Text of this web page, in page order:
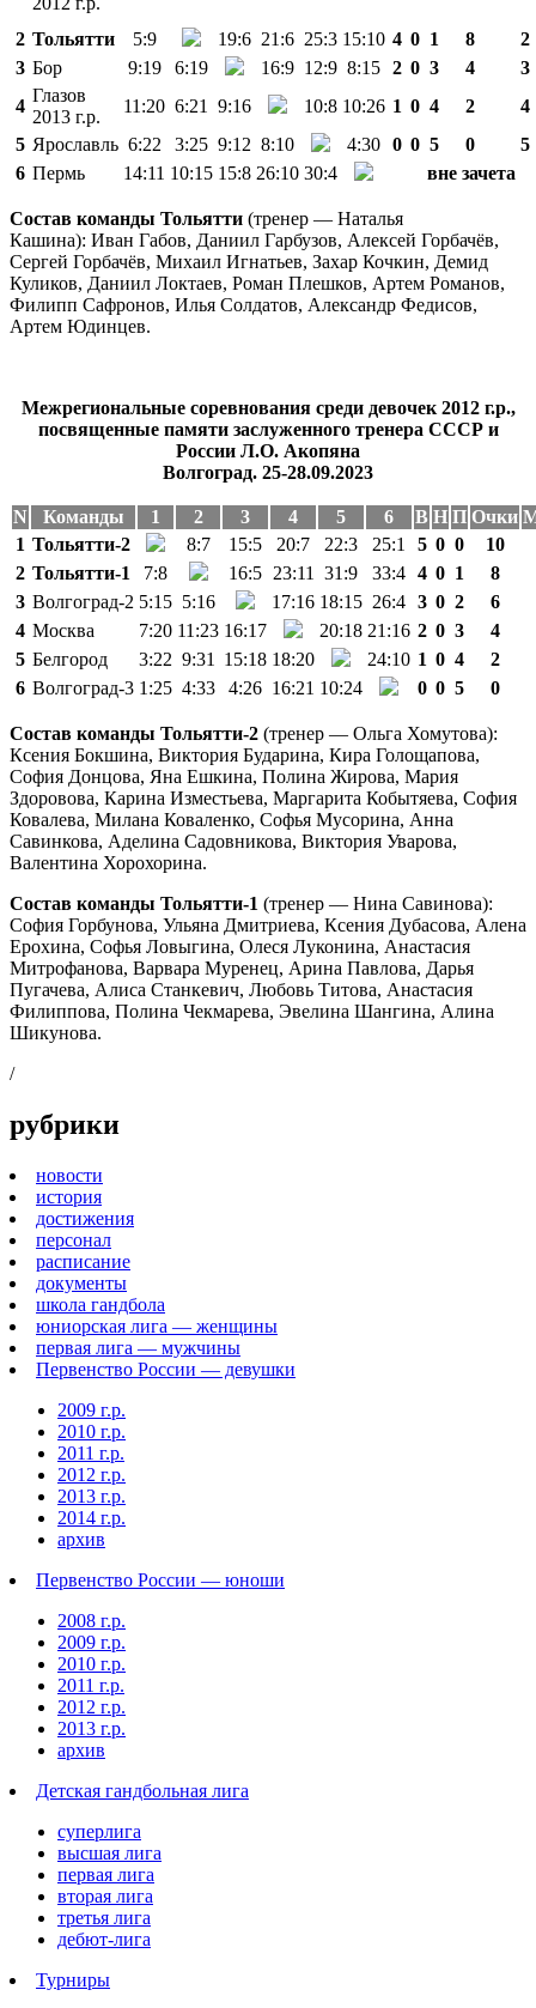
2 Тольятти 5:9 19:6 21:6 25:3 15:10 4 0 1 8
2
3 Бор 9:19 6:19 16:9 12:9 8:15 2 0 3 4
3
4
Глазов
2013 г.р.
11:20 6:21 9:16 10:8 10:26 1 0 4 2
4
5 Ярославль 6:22 3:25 9:12 8:10 4:30 0 0 5 0
5
6 Пермь 14:11 10:15 15:8 26:10 30:4 вне зачета
Состав команды Тольятти (тренер — Наталья
Кашина): Иван Габов, Даниил Гарбузов, Алексей Горбачёв,
Сергей Горбачёв, Михаил Игнатьев, Захар Кочкин, Демид
Куликов, Даниил Локтаев, Роман Плешков, Артем Романов,
Филипп Сафронов, Илья Солдатов, Александр Федисов,
Артем Юдинцев.
Межрегиональные соревнования среди девочек 2012 г.р.,
посвященные памяти заслуженного тренера СССР и
России Л.О. Акопяна
Волгоград. 25-28.09.2023
N Команды 1 2 3 4 5 6 В Н П Очки
1 Тольятти-2 8:7 15:5 20:7 22:3 25:1 5 0 0
10
2 Тольятти-1 7:8 16:5 23:11 31:9 33:4 4 0 1
8
3 Волгоград-2 5:15 5:16 17:16 18:15 26:4 3 0 2
6
4 Москва 7:20 11:23 16:17 20:18 21:16 2 0 3
4
5 Белгород 3:22 9:31 15:18 18:20 24:10 1 0 4
2
6 Волгоград-3 1:25 4:33 4:26 16:21 10:24 0 0 5 0
Состав команды Тольятти-2 (тренер — Ольга Хомутова):
Ксения Бокшина, Виктория Бударина, Кира Голощапова,
София Донцова, Яна Ешкина, Полина Жирова, Мария
Здоровова, Карина Изместьева, Маргарита Кобытяева, София
Ковалева, Милана Коваленко, Софья Мусорина, Анна
Савинкова, Аделина Садовникова, Виктория Уварова,
Валентина Хорохорина.
Состав команды Тольятти-1 (тренер — Нина Савинова):
София Горбунова, Ульяна Дмитриева, Ксения Дубасова, Алена
Ерохина, Софья Ловыгина, Олеся Луконина, Анастасия
Митрофанова, Варвара Муренец, Арина Павлова, Дарья
Пугачева, Алиса Станкевич, Любовь Титова, Анастасия
Филиппова, Полина Чекмарева, Эвелина Шангина, Алина
Шикунова.
/
рубрики
новости
история
достижения
персонал
расписание
документы
школа гандбола
юниорская лига — женщины
первая лига — мужчины
Первенство России — девушки
2009 г.р.
2010 г.р.
2011 г.р.
2012 г.р.
2013 г.р.
2014 г.р.
архив
Первенство России — юноши
2008 г.р.
2009 г.р.
2010 г.р.
2011 г.р.
2012 г.р.
2013 г.р.
архив
Детская гандбольная лига
суперлига
высшая лига
первая лига
вторая лига
третья лига
дебют-лига
Турниры